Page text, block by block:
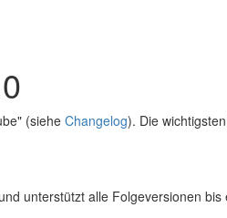
(siehe Changelog). Die
unterstützt alle Folgeversionen bis